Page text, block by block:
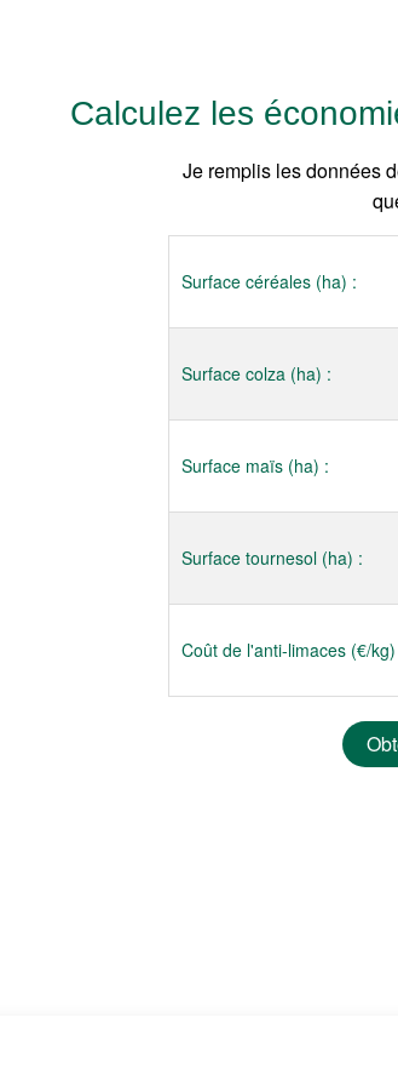
Calculez les
Je remplis les données
Surface céréales (ha) :
Surface colza (ha) :
Surface maïs (ha) :
Surface tournesol (ha) :
Coût de l'anti-limaces (€/